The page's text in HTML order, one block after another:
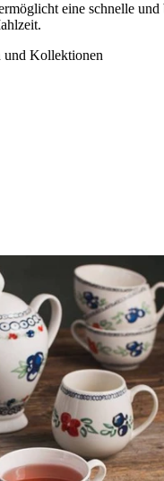
eine schnelle und
und Kollektionen